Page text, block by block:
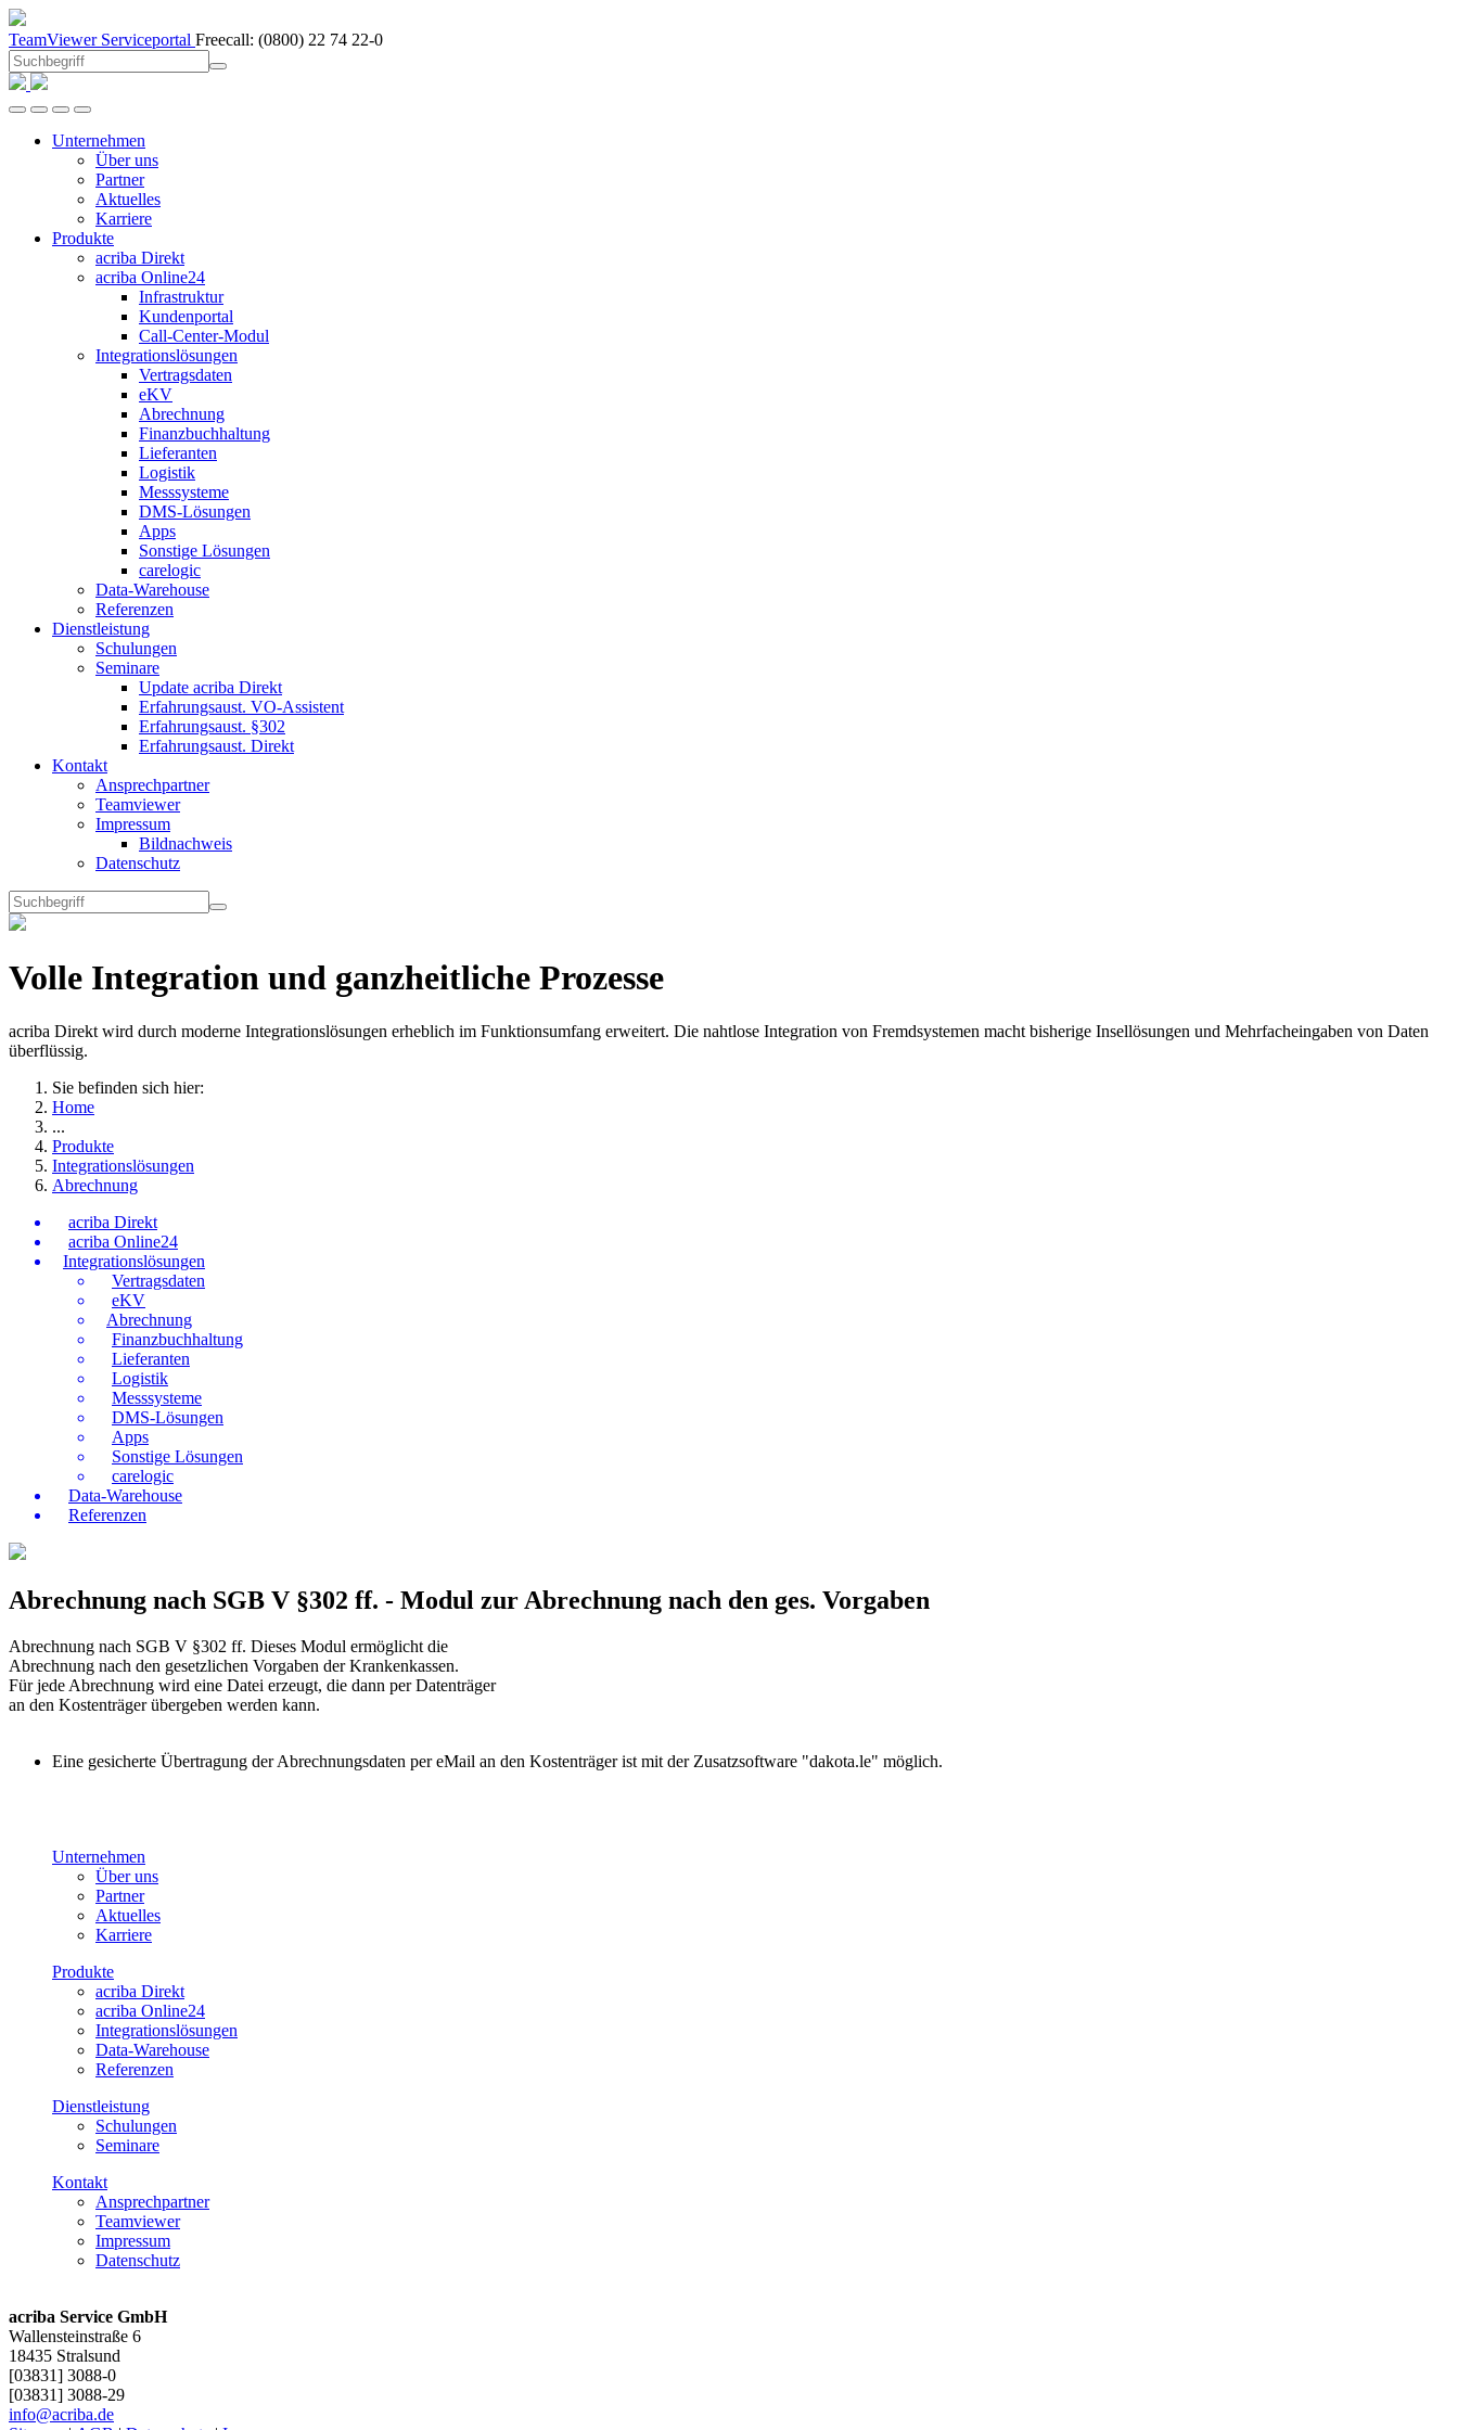
TeamViewer Serviceportal Freecall: (0800) 22 74 22-0
Unternehmen
Über uns
Partner
Aktuelles
Karriere
Produkte
acriba Direkt
acriba Online24
Infrastruktur
Kundenportal
Call-Center-Modul
Integrationslösungen
Vertragsdaten
eKV
Abrechnung
Finanzbuchhaltung
Lieferanten
Logistik
Messsysteme
DMS-Lösungen
Apps
Sonstige Lösungen
carelogic
Data-Warehouse
Referenzen
Dienstleistung
Schulungen
Seminare
Update acriba Direkt
Erfahrungsaust. VO-Assistent
Erfahrungsaust. §302
Erfahrungsaust. Direkt
Kontakt
Ansprechpartner
Teamviewer
Impressum
Bildnachweis
Datenschutz
Volle Integration und ganzheitliche Prozesse
acriba Direkt wird durch moderne Integrationslösungen erheblich im Funktionsumfang erweitert. Die nahtlose Integration von Fremdsystemen macht bisherige Insellösungen und Mehrfacheingaben von Daten
überflüssig.
Sie befinden sich hier:
Home
...
Produkte
Integrationslösungen
Abrechnung
acriba Direkt
acriba Online24
Integrationslösungen
Vertragsdaten
eKV
Abrechnung
Finanzbuchhaltung
Lieferanten
Logistik
Messsysteme
DMS-Lösungen
Apps
Sonstige Lösungen
carelogic
Data-Warehouse
Referenzen
Abrechnung nach SGB V §302 ff. - Modul zur Abrechnung nach den ges. Vorgaben
Abrechnung nach SGB V §302 ff. Dieses Modul ermöglicht die
Abrechnung nach den gesetzlichen Vorgaben der Krankenkassen.
Für jede Abrechnung wird eine Datei erzeugt, die dann per Datenträger
an den Kostenträger übergeben werden kann.
Eine gesicherte Übertragung der Abrechnungsdaten per eMail an den Kostenträger ist mit der Zusatzsoftware "dakota.le" möglich.
Unternehmen
Über uns
Partner
Aktuelles
Karriere
Produkte
acriba Direkt
acriba Online24
Integrationslösungen
Data-Warehouse
Referenzen
Dienstleistung
Schulungen
Seminare
Kontakt
Ansprechpartner
Teamviewer
Impressum
Datenschutz
acriba Service GmbH
Wallensteinstraße 6
18435 Stralsund
[03831] 3088-0
[03831] 3088-29
info@acriba.de